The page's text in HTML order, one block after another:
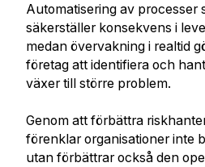
Automatisering av processer
säkerställer konsekvens i
medan övervakning i realtid
företag att identifiera och
växer till större problem.
Genom att förbättra
förenklar organisationer inte
utan förbättrar också den